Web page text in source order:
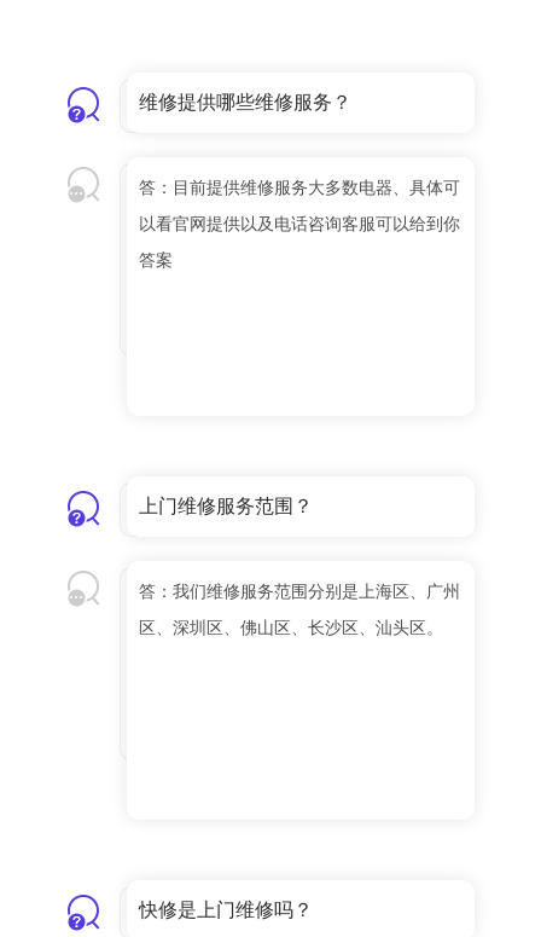
维修提供哪些维修服务？
答：目前提供维修服务大多数电器、具体可
以看官网提供以及电话咨询客服可以给到你
答案
上门维修服务范围？
答：我们维修服务范围分别是上海区、广州
区、深圳区、佛山区、长沙区、汕头区。
快修是上门维修吗？